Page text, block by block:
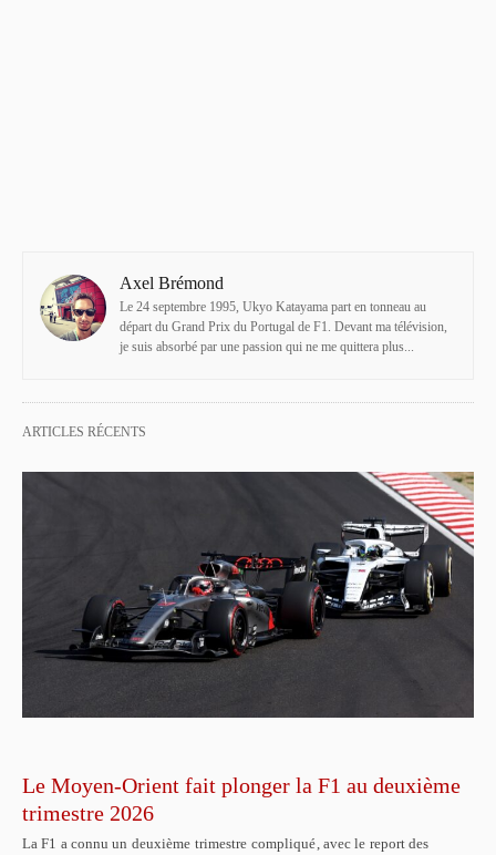
Axel Brémond
Le 24 septembre 1995, Ukyo Katayama part en tonneau au
départ du Grand Prix du Portugal de F1. Devant ma télévision,
je suis absorbé par une passion qui ne me quittera plus...
ARTICLES RÉCENTS
Le Moyen-Orient fait plonger la F1 au deuxième
trimestre 2026
La F1 a connu un deuxième trimestre compliqué, avec le report des